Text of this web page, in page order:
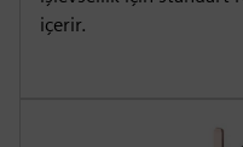
içerir.